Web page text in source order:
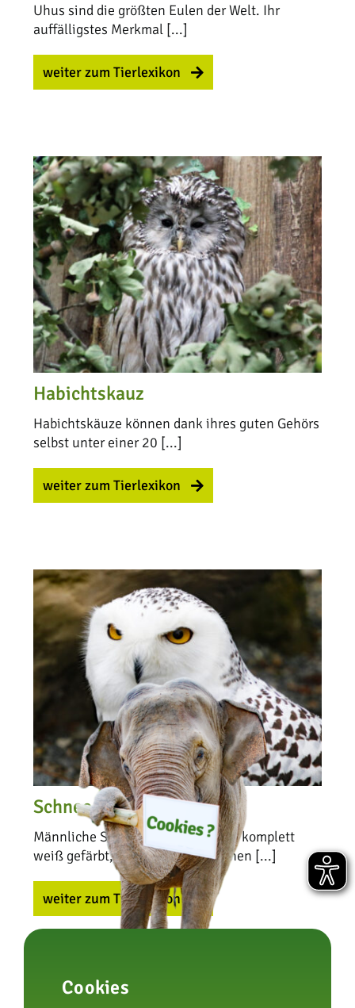
Uhus sind die größten Eulen der Welt. Ihr
auffälligstes Merkmal [...]
weiter zum Tierlexikon
Habichtskauz
Habichtskäuze können dank ihres guten Gehörs
selbst unter einer 20 [...]
weiter zum Tierlexikon
Schnee-Eule
Männliche Schnee-Eulen sind fast komplett
weiß gefärbt, während die Weibchen [...]
weiter zum Tierlexikon
Cookies